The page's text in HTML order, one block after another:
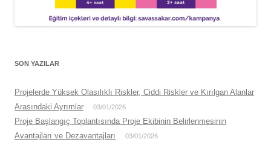
SON YAZILAR
Projelerde Yüksek Olasılıklı Riskler, Ciddi Riskler ve Kırılgan Alanlar
Arasındaki Ayrımlar
03/01/2026
Proje Başlangıç Toplantısında Proje Ekibinin Belirlenmesinin
Avantajları ve Dezavantajları
03/01/2026